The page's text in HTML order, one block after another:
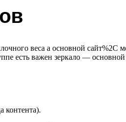
веса а основной сайт%2C
есть важен зеркало — основной
контента).